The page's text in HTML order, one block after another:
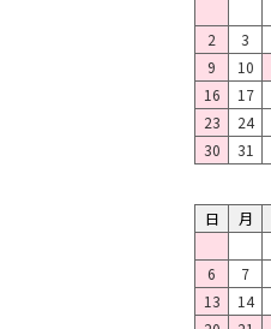
2
3
9
10
16
17
23
24
30
31
日 月
6
7
13
14